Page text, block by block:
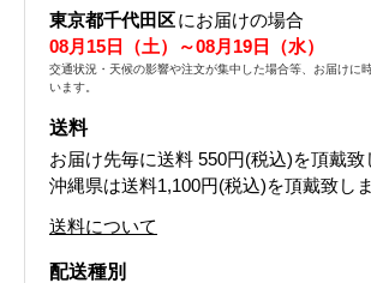
東京都千代田区にお届けの場合
08月15日（土）～08月19日（水）
交通状況・天候の影響や注文が集中した場合等、お届けに
います。
送料
お届け先毎に送料 550円(税込)を頂戴致
沖縄県は送料1,100円(税込)を頂戴致しま
送料について
配送種別